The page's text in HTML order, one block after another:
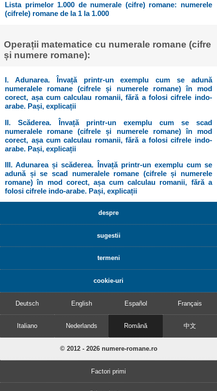
Lista primelor 1.000 de numerale (cifre) romane: numerele
(cifrele) romane de la 1 la 1.000
Operații matematice cu numerale romane (cifre
și numere romane):
I. Adunarea. Învață printr-un exemplu cum se adună
numeralele romane (cifrele și numerele romane) în mod
corect, așa cum calculau romanii, fără a folosi cifrele indo-
arabe. Pași, explicații
II. Scăderea. Învață printr-un exemplu cum se scad
numeralele romane (cifrele și numerele romane) în mod
corect, așa cum calculau romanii, fără a folosi cifrele indo-
arabe. Pași, explicații
III. Adunarea și scăderea. Învață printr-un exemplu cum se
adună și se scad numeralele romane (cifrele și numerele
romane) în mod corect, așa cum calculau romanii, fără a
folosi cifrele indo-arabe. Pași, explicații
despre
sugestii
termeni
cookie-uri
Deutsch English Español Français
Italiano Nederlands Română 中文
© 2012 - 2026 numere-romane.ro
Factori primi